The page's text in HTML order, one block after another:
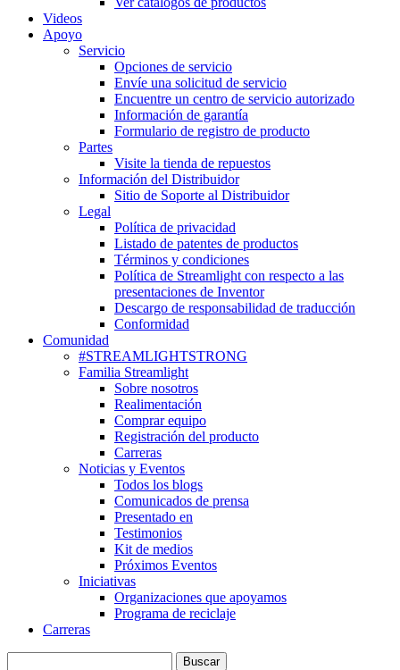
Videos
Apoyo
Servicio
Opciones de servicio
Envíe una solicitud de servicio
Encuentre un centro de servicio autorizado
Información de garantía
Formulario de registro de producto
Partes
Visite la tienda de repuestos
Información del Distribuidor
Sitio de Soporte al Distribuidor
Legal
Política de privacidad
Listado de patentes de productos
Términos y condiciones
Política de Streamlight con respecto a las
presentaciones de Inventor
Descargo de responsabilidad de traducción
Conformidad
Comunidad
#STREAMLIGHTSTRONG
Familia Streamlight
Sobre nosotros
Realimentación
Comprar equipo
Registración del producto
Carreras
Noticias y Eventos
Todos los blogs
Comunicados de prensa
Presentado en
Testimonios
Kit de medios
Próximos Eventos
Iniciativas
Organizaciones que apoyamos
Programa de reciclaje
Carreras